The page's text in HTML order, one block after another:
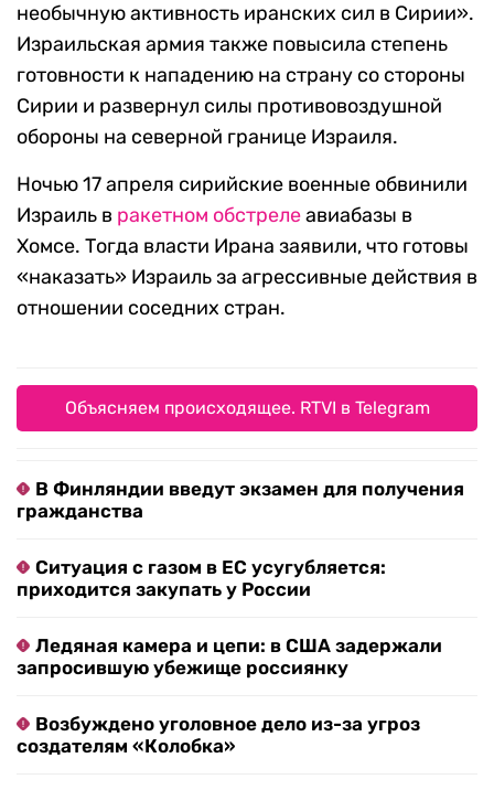
необычную активность иранских сил в Сирии».
Израильская армия также повысила степень
готовности к нападению на страну со стороны
Сирии и развернул силы противовоздушной
обороны на северной границе Израиля.
Ночью 17 апреля сирийские военные обвинили
Израиль в ракетном обстрелеавиабазы в
Хомсе. Тогда власти Ирана заявили, что готовы
«наказать» Израиль за агрессивные действия в
отношении соседних стран.
Объясняем происходящее. RTVI в Telegram
В Финляндии введут экзамен для получения
гражданства
Ситуация с газом в ЕС усугубляется:
приходится закупать у России
Ледяная камера и цепи: в США задержали
запросившую убежище россиянку
Возбуждено уголовное дело из-за угроз
создателям «Колобка»